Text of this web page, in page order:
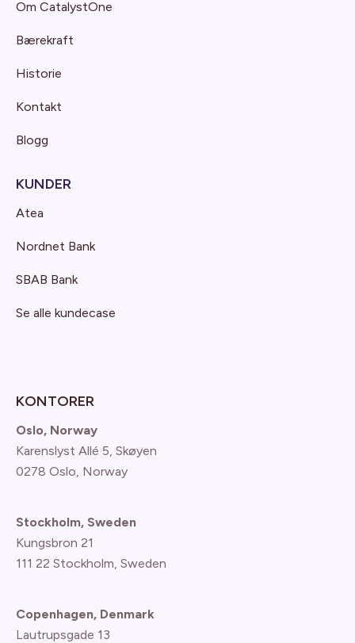
Om CatalystOne
Bærekraft
Historie
Kontakt
Blogg
KUNDER
Atea
Nordnet Bank
SBAB Bank
Se alle kundecase
KONTORER
Oslo, Norway
Karenslyst Allé 5, Skøyen
0278 Oslo, Norway
Stockholm, Sweden
Kungsbron 21
111 22 Stockholm, Sweden
Copenhagen, Denmark
Lautrupsgade 13